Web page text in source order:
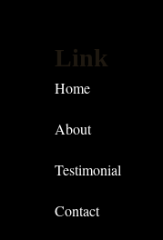
Link
Home
About
Testimonial
Contact